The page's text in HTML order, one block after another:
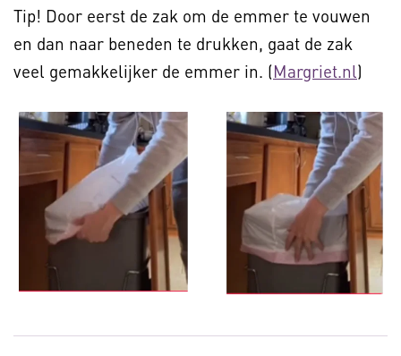
Tip! Door eerst de zak om de emmer te vouwen
en dan naar beneden te drukken, gaat de zak
veel gemakkelijker de emmer in. (Margriet.nl)